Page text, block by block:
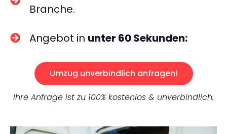
Branche.
Angebot in unter 60 Sekunden:
Umzug unverbindlich anfragen!
Ihre Anfrage ist zu 100% kostenlos & unverbindlich.